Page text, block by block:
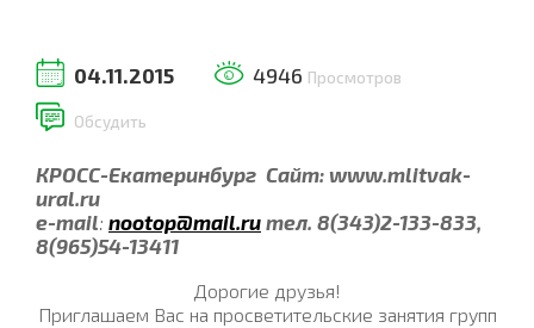
04.11.2015 4946 Просмотров
Обсудить
КРОСС-Екатеринбург Сайт: www.mlitvak-
ural.ru
e-mail: nootop@mail.ru тел. 8(343)2-133-833,
8(965)54-13411
Дорогие друзья!
Приглашаем Вас на просветительские занятия групп